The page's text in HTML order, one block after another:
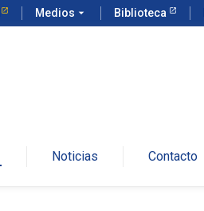
Medios arrow_drop_down Biblioteca
Noticias Contacto